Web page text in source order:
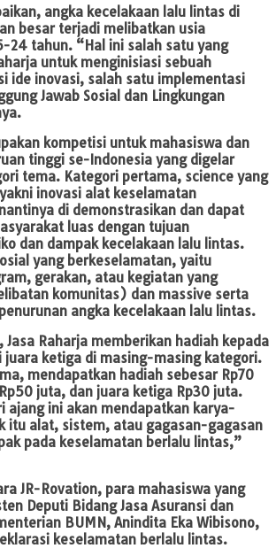
angka kecelakaan lalu lintas di
besar terjadi melibatkan usia
24 tahun. “Hal ini salah satu yang
untuk menginisiasi sebuah
ide inovasi, salah satu implementasi
Jawab Sosial dan Lingkungan
kompetisi untuk mahasiswa dan
tinggi se-Indonesia yang digelar
tema. Kategori pertama, science yang
inovasi alat keselamatan
di demonstrasikan dan dapat
luas dengan tujuan
dan dampak kecelakaan lalu lintas.
yang berkeselamatan, yaitu
gerakan, atau kegiatan yang
komunitas) dan massive serta
angka kecelakaan lalu lintas.
Jasa Raharja memberikan hadiah kepada
juara ketiga di masing-masing kategori.
mendapatkan hadiah sebesar Rp70
juta, dan juara ketiga Rp30 juta.
ajang ini akan mendapatkan karya-
itu alat, sistem, atau gagasan-gagasan
pada keselamatan berlalu lintas,”
JR-Rovation, para mahasiswa yang
Deputi Bidang Jasa Asuransi dan
BUMN, Anindita Eka Wibisono,
keselamatan berlalu lintas.